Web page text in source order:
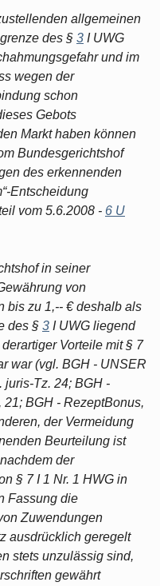
allgemeinen
des § 3 I UWG
und im
wegen der
schon
Gebots
Markt haben können
Bundesgerichtshof
des erkennenden
Entscheidung
vom 5.6.2008 - 6 U
in seiner
von
bis zu 1,-- € deshalb als
des § 3 I UWG liegend
Vorteile mit § 7
war (vgl. BGH - UNSER
juris-Tz. 24; BGH -
BGH - RezeptBonus,
der Vermeidung
Beurteilung ist
der
§ 7 I 1 Nr. 1 HWG in
Fassung die
Zuwendungen
ausdrücklich geregelt
stets unzulässig sind,
gewährt